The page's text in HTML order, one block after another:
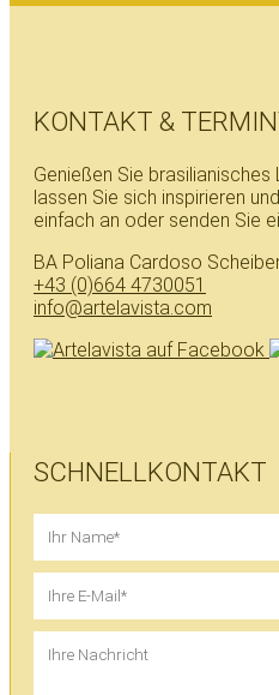
KONTAKT &
Genießen Sie
lassen Sie sich inspirieren
einfach an oder senden Sie
BA Poliana Cardoso
+43 (0)664 4730051
info@artelavista.com
SCHNELLKONTAKT